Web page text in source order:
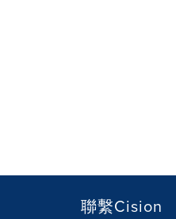
聯繫Cision